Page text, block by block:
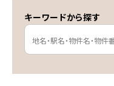
キーワードから探す